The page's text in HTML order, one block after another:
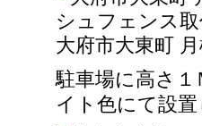
大府市大東町
駐車場に高さ
イト色にて設